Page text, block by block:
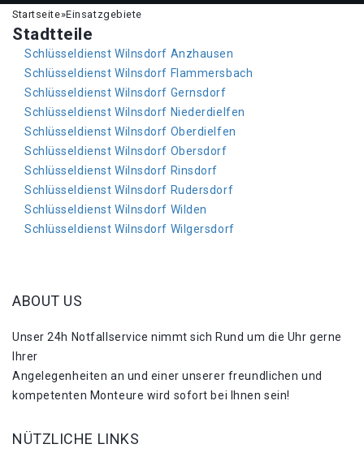
Startseite»Einsatzgebiete
Stadtteile
Schlüsseldienst Wilnsdorf Anzhausen
Schlüsseldienst Wilnsdorf Flammersbach
Schlüsseldienst Wilnsdorf Gernsdorf
Schlüsseldienst Wilnsdorf Niederdielfen
Schlüsseldienst Wilnsdorf Oberdielfen
Schlüsseldienst Wilnsdorf Obersdorf
Schlüsseldienst Wilnsdorf Rinsdorf
Schlüsseldienst Wilnsdorf Rudersdorf
Schlüsseldienst Wilnsdorf Wilden
Schlüsseldienst Wilnsdorf Wilgersdorf
ABOUT US
Unser 24h Notfallservice nimmt sich Rund um die Uhr gerne
Ihrer
Angelegenheiten an und einer unserer freundlichen und
kompetenten Monteure wird sofort bei Ihnen sein!
NÜTZLICHE LINKS